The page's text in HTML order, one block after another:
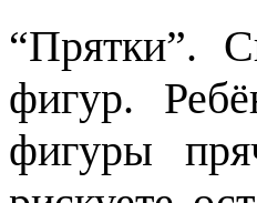
“Прятки”.
фигур.
фигуры